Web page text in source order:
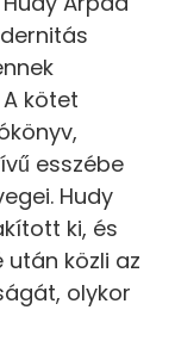
kötet
esszébe
Hudy
ki, és
után közli az
olykor